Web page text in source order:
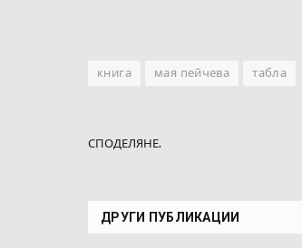
книга мая пейчева табла
СПОДЕЛЯНЕ.
ДРУГИ ПУБЛИКАЦИИ